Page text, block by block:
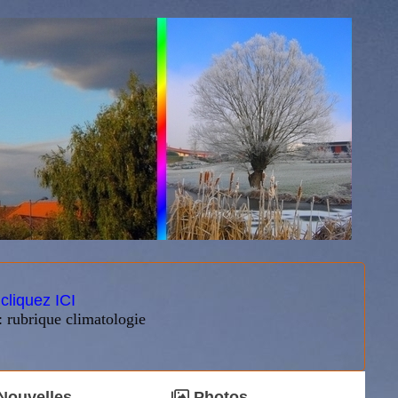
cliquez ICI
rubrique climatologie